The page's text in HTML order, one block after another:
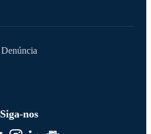
Denúncia
Siga-nos